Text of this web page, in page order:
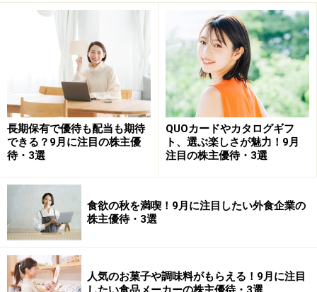
株式データ
売買単位 100株
予想PER（連）11.29倍
PBR（連) 1.21倍
予想配当利回り 3.13%
時価総額 41億円
権利確定日：4月末・10月末
優待がもらえる株数：100株以上
優待内容：
株主優待カード
①自社店舗利用時優待
②自社グループ運営ゴルフ場プレー代金優待
長期保有で優待も配当も期待
できる？9月に注目の株主優
待・3選
QUOカードやカタログギフ
ト、選ぶ楽しさが魅力！9月
注目の株主優待・3選
食欲の秋を満喫！9月に注目したい外食企業の
株主優待・3選
人気のお菓子や調味料がもらえる！9月に注目